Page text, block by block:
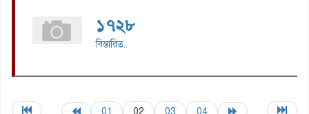
১৭২৮
বিস্তারিত..
01 02 03 04